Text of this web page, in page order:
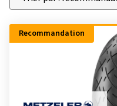
Recommandation